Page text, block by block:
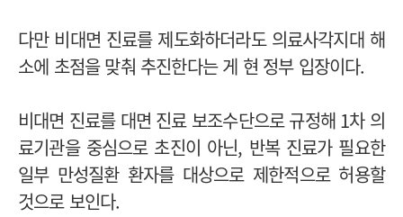
다만 비대면 진료를 제도화하더라도 의료사각지대 해
소에 초점을 맞춰 추진한다는 게 현 정부 입장이다.
비대면 진료를 대면 진료 보조수단으로 규정해 1차 의
료기관을 중심으로 초진이 아닌, 반복 진료가 필요한
일부 만성질환 환자를 대상으로 제한적으로 허용할
것으로 보인다.